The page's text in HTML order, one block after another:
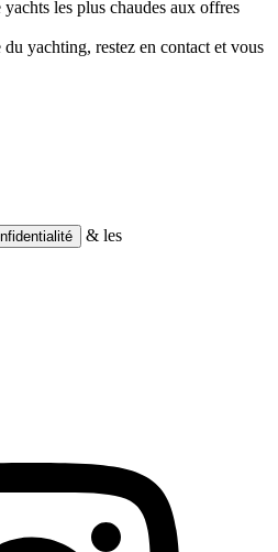
les plus chaudes aux offres
yachting, restez en contact et vous
& les